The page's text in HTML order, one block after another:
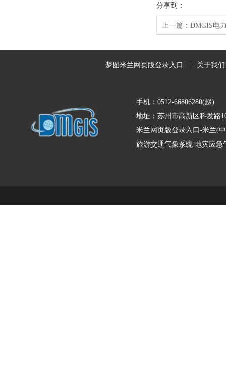
分享到：
上一篇： DMGIS电
梦图米兰网页版登录入口 关于我们
手机：0512-66806280(赵)
地址：苏州市高新区科发路
米兰网页版登录入口-米兰(
旅游交通气象系统 地灾应急